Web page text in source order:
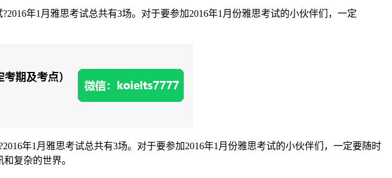
年1月雅思考试总共有3场。对于要参加2016年1月份雅思考试的小伙伴们，一定
年1月雅思考试总共有3场。对于要参加2016年1月份雅思考试的小伙伴们，一定要随时
复杂的世界。